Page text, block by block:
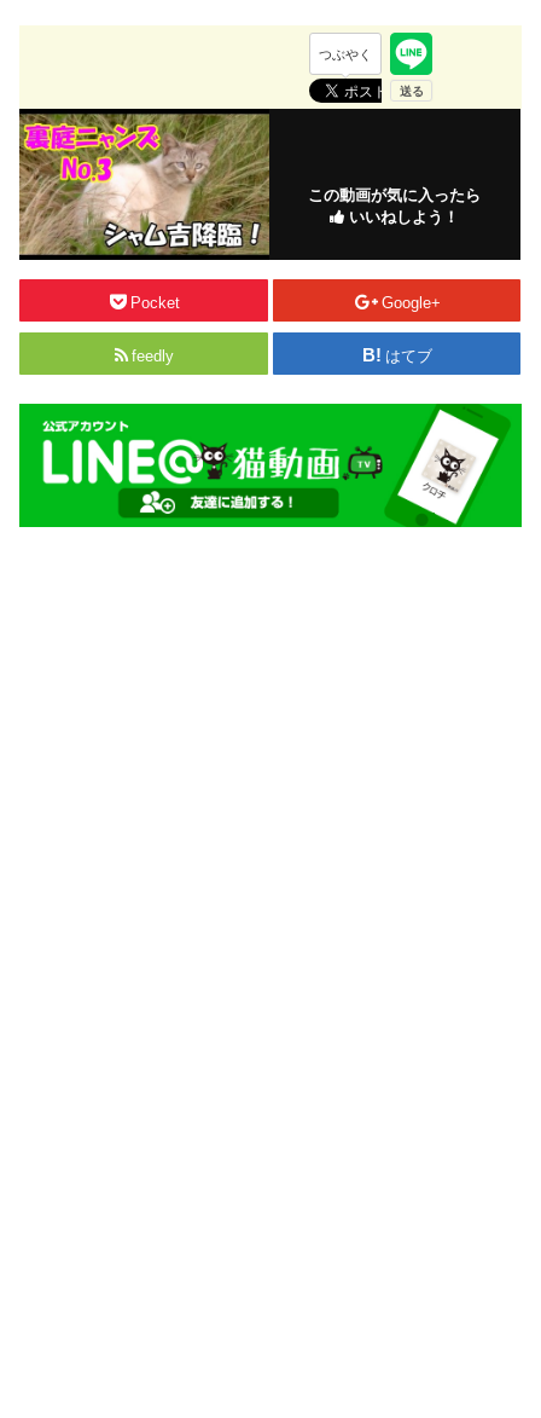
つぶやく
この動画が気に入ったら
いいねしよう！
Pocket Google+
feedly はてブ